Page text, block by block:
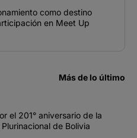
como destino
en Meet Up
Más de lo último
el 201° aniversario de la
de Bolivia